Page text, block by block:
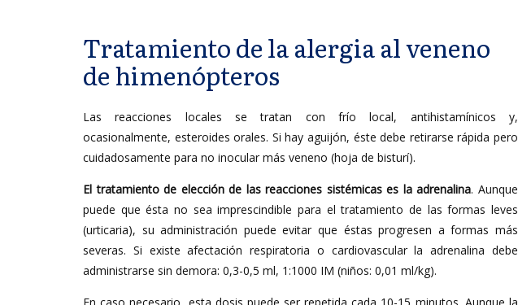
Tratamiento de la alergia al veneno
de himenópteros
Las reacciones locales se tratan con frío local, antihistamínicos y,
ocasionalmente, esteroides orales. Si hay aguijón, éste debe retirarse rápida pero
cuidadosamente para no inocular más veneno (hoja de bisturí).
El tratamiento de elección de las reacciones sistémicas es la adrenalina. Aunque
puede que ésta no sea imprescindible para el tratamiento de las formas leves
(urticaria), su administración puede evitar que éstas progresen a formas más
severas. Si existe afectación respiratoria o cardiovascular la adrenalina debe
administrarse sin demora: 0,3-0,5 ml, 1:1000 IM (niños: 0,01 ml/kg).